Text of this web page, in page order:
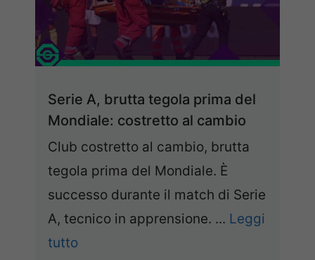
Serie A, brutta tegola prima del
Mondiale: costretto al cambio
Club costretto al cambio, brutta
tegola prima del Mondiale. È
successo durante il match di Serie
A, tecnico in apprensione. ... Leggi
tutto